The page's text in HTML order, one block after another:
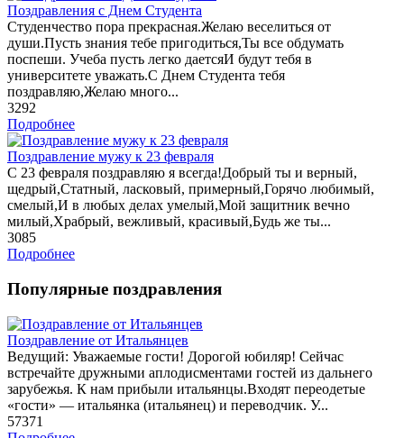
Поздравления с Днем Студента
Студенчество пора прекрасная.Желаю веселиться от
души.Пусть знания тебе пригодиться,Ты все обдумать
поспеши. Учеба пусть легко даетсяИ будут тебя в
университете уважать.С Днем Студента тебя
поздравляю,Желаю много...
3292
Подробнее
Поздравление мужу к 23 февраля
С 23 февраля поздравляю я всегда!Добрый ты и верный,
щедрый,Статный, ласковый, примерный,Горячо любимый,
смелый,И в любых делах умелый,Мой защитник вечно
милый,Храбрый, вежливый, красивый,Будь же ты...
3085
Подробнее
Популярные поздравления
Поздравление от Итальянцев
Ведущий: Уважаемые гости! Дорогой юбиляр! Сейчас
встречайте дружными аплодисментами гостей из дальнего
зарубежья. К нам прибыли итальянцы.Входят переодетые
«гости» — итальянка (итальянец) и переводчик. У...
57371